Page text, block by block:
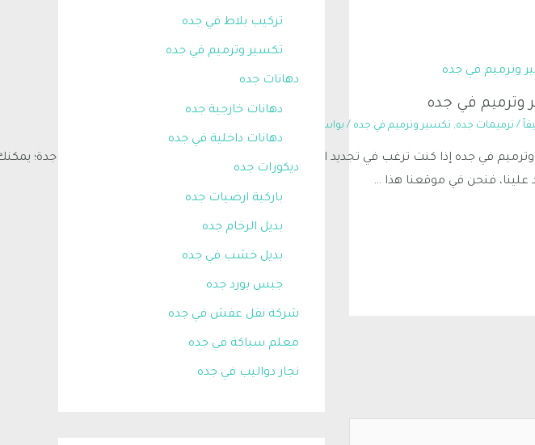
وترميم في جده
/ ترميمات جده, تكسير وترميم في جده / بواسطة
في جده إذا كنت ترغب في تجديد الأرضيات الخاصة بك وتبحث عن معلم تكسير بلاط جدة؛
علينا، فنحن في موقعنا هذا …
تركيب بلاط في جده
تكسير وترميم في جده
دهانات جده
دهانات خارجية جده
دهانات داخلية في جده
ديكورات جده
باركية ارضيات جده
بديل الرخام جده
بديل خشب في جده
جبس بورد جده
شركة نقل عفش في جده
معلم سباكة في جده
نجار دواليب في جده